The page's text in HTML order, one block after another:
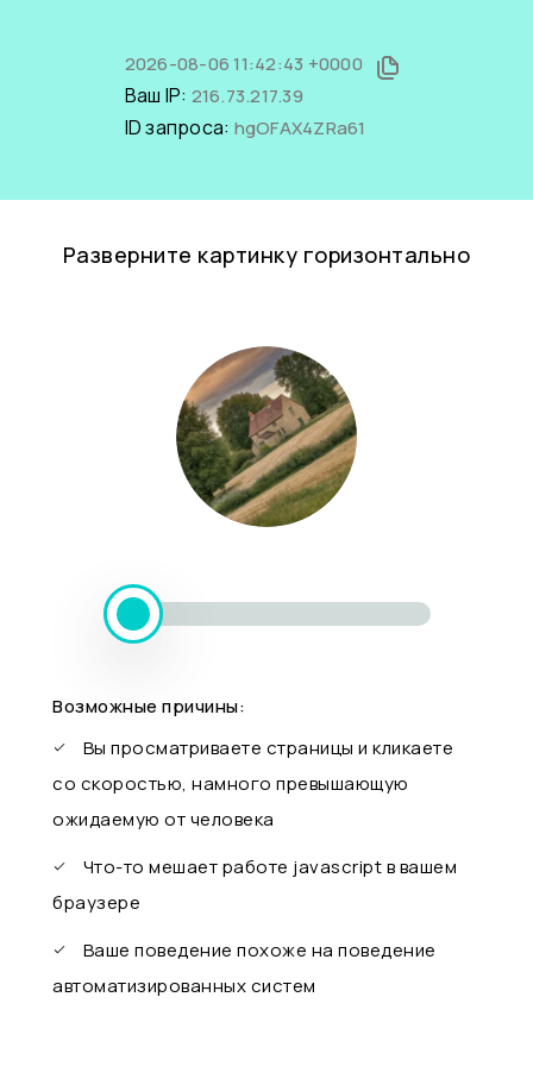
2026-08-06 11:42:43 +0000
Ваш IP: 216.73.217.39
ID запроса: hgOFAX4ZRa61
Разверните картинку горизонтально
Возможные причины:
Вы просматриваете страницы и кликаете
со скоростью, намного превышающую
ожидаемую от человека
Что-то мешает работе javascript в вашем
браузере
Ваше поведение похоже на поведение
автоматизированных систем